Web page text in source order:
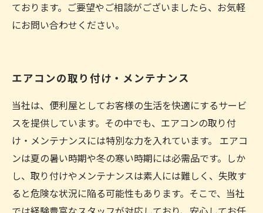
ております。ご要望やご相談がございましたら、お気軽
にお問い合わせください。
エアコンの取り付け・メンテナンス
当社は、便利屋としてお客様の生活を快適にするサービ
スを提供しています。その中でも、エアコンの取り付
け・メンテナンスには特別な力を入れています。 エアコ
ンは夏の暑い時期や冬の寒い時期には必需品です。しか
し、取り付けやメンテナンスは素人には難しく、失敗す
ると危険な状況に陥る可能性もあります。そこで、当社